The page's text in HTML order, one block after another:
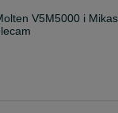
V5M5000 i